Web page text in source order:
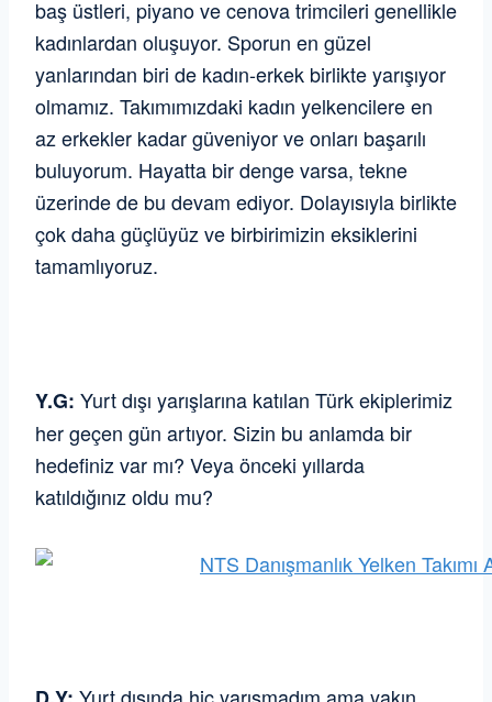
baş üstleri, piyano ve cenova trimcileri genellikle
kadınlardan oluşuyor. Sporun en güzel
yanlarından biri de kadın-erkek birlikte yarışıyor
olmamız. Takımımızdaki kadın yelkencilere en
az erkekler kadar güveniyor ve onları başarılı
buluyorum. Hayatta bir denge varsa, tekne
üzerinde de bu devam ediyor. Dolayısıyla birlikte
çok daha güçlüyüz ve birbirimizin eksiklerini
tamamlıyoruz.
Y.G: Yurt dışı yarışlarına katılan Türk ekiplerimiz
her geçen gün artıyor. Sizin bu anlamda bir
hedefiniz var mı? Veya önceki yıllarda
katıldığınız oldu mu?